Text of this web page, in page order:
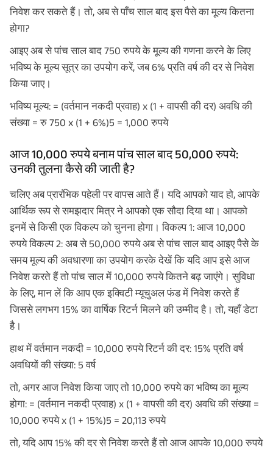
निवेश कर सकते हैं। तो, अब से पाँच साल बाद इस पैसे का मूल्य कितना
होगा?
आइए अब से पांच साल बाद 750 रुपये के मूल्य की गणना करने के लिए
भविष्य के मूल्य सूत्र का उपयोग करें, जब 6% प्रति वर्ष की दर से निवेश
किया जाए।
भविष्य मूल्य: = (वर्तमान नकदी प्रवाह) x (1 + वापसी की दर) अवधि की
संख्या = रु 750 x (1 + 6%)5 = 1,000 रुपये
आज 10,000 रुपये बनाम पांच साल बाद 50,000 रुपये:
उनकी तुलना कैसे की जाती है?
चलिए अब प्रारंभिक पहेली पर वापस आते हैं। यदि आपको याद हो, आपके
आर्थिक रूप से समझदार मित्र ने आपको एक सौदा दिया था। आपको
इनमें से किसी एक विकल्प को चुनना होगा। विकल्प 1: आज 10,000
रुपये विकल्प 2: अब से 50,000 रुपये अब से पांच साल बाद आइए पैसे के
समय मूल्य की अवधारणा का उपयोग करके देखें कि यदि आप इसे आज
निवेश करते हैं तो पांच साल में 10,000 रुपये कितने बढ़ जाएंगे। सुविधा
के लिए, मान लें कि आप एक इक्विटी म्यूचुअल फंड में निवेश करते हैं
जिससे लगभग 15% का वार्षिक रिटर्न मिलने की उम्मीद है। तो, यहाँ डेटा
है।
हाथ में वर्तमान नकदी = 10,000 रुपये रिटर्न की दर: 15% प्रति वर्ष
अवधियों की संख्या: 5 वर्ष
तो, अगर आज निवेश किया जाए तो 10,000 रुपये का भविष्य का मूल्य
होगा: = (वर्तमान नकदी प्रवाह) x (1 + वापसी की दर) अवधि की संख्या =
10,000 रुपये x (1 + 15%)5 = 20,113 रुपये
तो, यदि आप 15% की दर से निवेश करते हैं तो आज आपके 10,000 रुपये